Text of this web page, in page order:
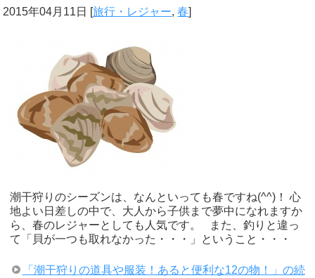
2015年04月11日 [旅行・レジャー,春]
潮干狩りのシーズンは、なんといっても春ですね(^^)！ 心
地よい日差しの中で、大人から子供まで夢中になれますか
ら、春のレジャーとしても人気です。 また、釣りと違っ
て「貝が一つも取れなかった・・・」ということ・・・
「潮干狩りの道具や服装！あると便利な12の物！」の続